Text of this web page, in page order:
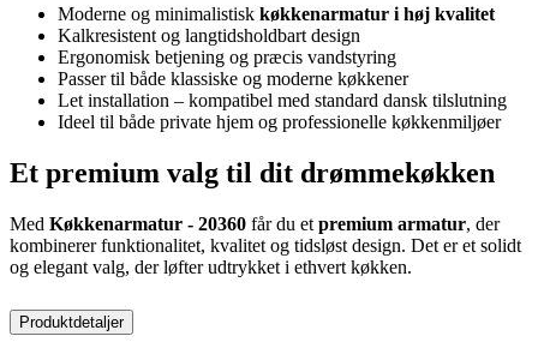
Moderne og minimalistisk køkkenarmatur i høj kvalitet
Kalkresistent og langtidsholdbart design
Ergonomisk betjening og præcis vandstyring
Passer til både klassiske og moderne køkkener
Let installation – kompatibel med standard dansk tilslutning
Ideel til både private hjem og professionelle køkkenmiljøer
Et premium valg til dit drømmekøkken
Med Køkkenarmatur - 20360 får du et premium armatur, der
kombinerer funktionalitet, kvalitet og tidsløst design. Det er et solidt
og elegant valg, der løfter udtrykket i ethvert køkken.
Produktdetaljer